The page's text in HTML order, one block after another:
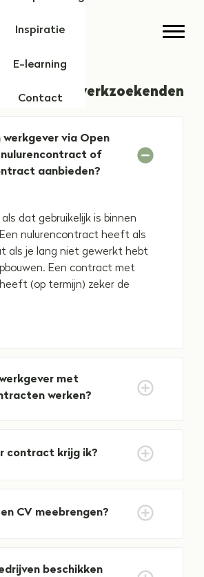
Inspiratie
E-learning
Contactvan werkzoekenden
werkgever via Open
nulurencontract of
aanbieden?
dat gebruikelijk is binnen
nulurencontract heeft als
als je lang niet gewerkt hebt
Een contract met
(op termijn) zeker de
met
werken?
contract krijg ik?
CV meebrengen?
beschikken